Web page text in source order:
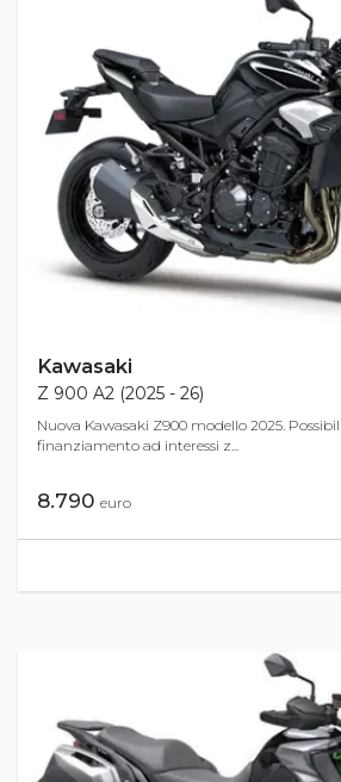
Kawasaki
Z 900 A2 (2025 - 26)
Nuova Kawasaki Z900 modello 2025.
finanziamento ad interessi z...
8.790 euro